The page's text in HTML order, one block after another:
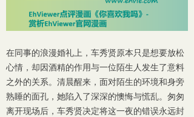
在同事的浪漫婚礼上，车秀贤原本只是想要放松
心情，却因酒精的作用与一位陌生人发生了意料
之外的关系。清晨醒来，面对陌生的环境和身旁
熟睡的面孔，她陷入了深深的懊悔与慌乱。匆匆
离开现场后，车秀贤决定将这一夜的错误永远封